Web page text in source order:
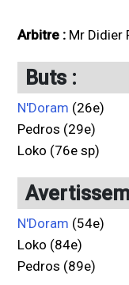
Arbitre : Mr Didier
Buts :
N'Doram (26e)
Pedros (29e)
Loko (76e sp)
N'Doram (54e)
Loko (84e)
Pedros (89e)